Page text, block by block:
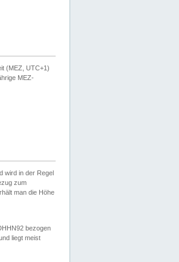
(MEZ, UTC+1)
MEZ-
wird in der Regel
zum
man die Höhe
bezogen
liegt meist